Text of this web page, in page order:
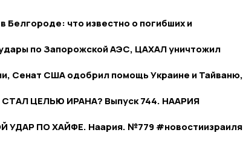
Белгороде: что известно о погибших и
по Запорожской АЭС, ЦАХАЛ уничтожил
Сенат США одобрил помощь Украине и Тайваню,
ЦЕЛЬЮ ИРАНА? Выпуск 744. НААРИЯ
УДАР ПО ХАЙФЕ. Наария. №779 #новостиизраиля